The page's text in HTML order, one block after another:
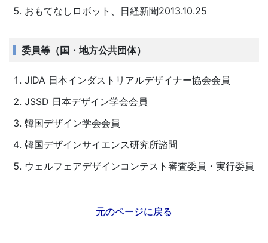
おもてなしロボット、日経新聞2013.10.25
委員等（国・地方公共団体）
JIDA 日本インダストリアルデザイナー協会会員
JSSD 日本デザイン学会会員
韓国デザイン学会会員
韓国デザインサイエンス研究所諮問
ウェルフェアデザインコンテスト審査委員・実行委員
元のページに戻る